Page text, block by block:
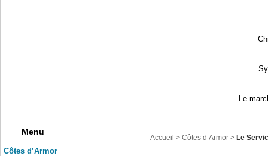
Le
Menu
Côtes d’Armor
Accueil > Côtes d’Armor > Le